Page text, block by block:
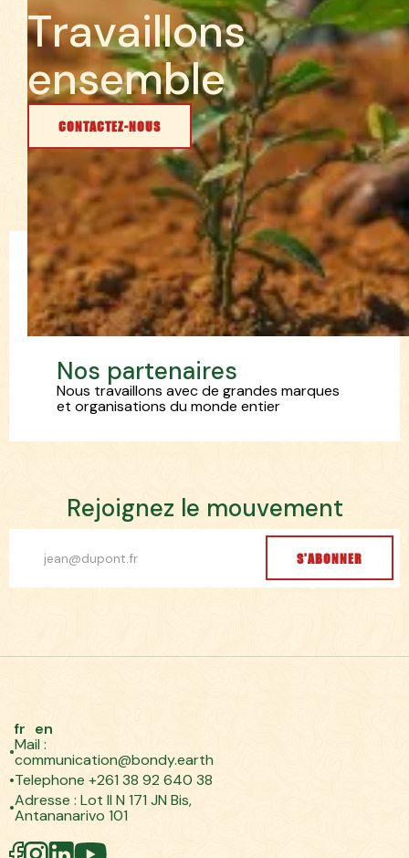
Travaillons
ensemble
CONTACTEZ-NOUS
Nos partenaires
Nous travaillons avec de grandes marques
et organisations du monde entier
Rejoignez le mouvement
S'ABONNER
fr en
Mail :
communication@bondy.earth
Telephone +261 38 92 640 38
Adresse : Lot II N 171 JN Bis,
Antananarivo 101